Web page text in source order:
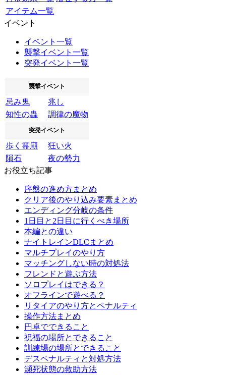
アイテム一覧
イベント
イベント一覧
襲撃イベント一覧
突発イベント一覧
襲撃イベント
忌み鬼
兆し
知性の蟲
調律の魔物
突発イベント
歩く霊廟
狂い火
隕石
夜の勢力
お役立ち記事
序盤の進め方まとめ
クリア後のやり込み要素まとめ
エンディング分岐の条件
1日目と2日目に行くべき場所
本編との違い
ナイトレインDLCまとめ
マルチプレイのやり方
マッチングしない時の対処法
フレンドと遊ぶ方法
ソロプレイはできる？
オフラインで遊べる？
リタイアのやり方とペナルティ
操作方法まとめ
円卓でできること
祝福の場所とできること
訓練場の場所とできること
デスペナルティと対処方法
瀕死状態の救助方法